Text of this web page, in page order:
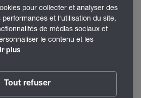
pour collecter et analyser des
performances et l'utilisation du site,
de médias sociaux et
le contenu et les
plus
Tout refuser